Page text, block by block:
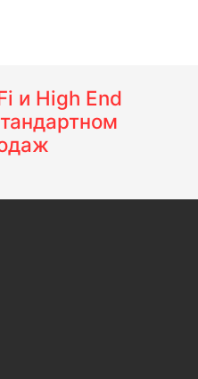
и High End